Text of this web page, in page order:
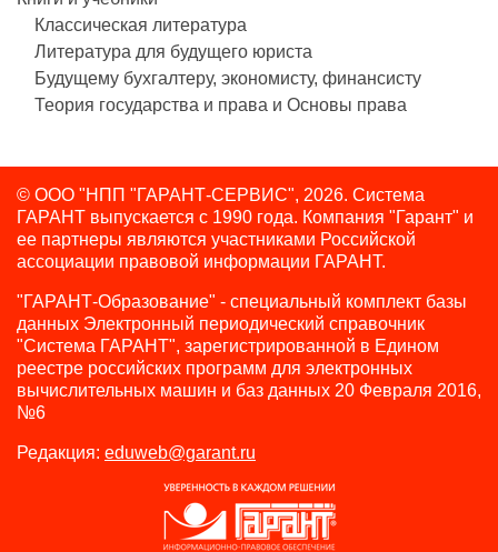
Классическая литература
Литература для будущего юриста
Будущему бухгалтеру, экономисту, финансисту
Теория государства и права и Основы права
© ООО "НПП "ГАРАНТ-СЕРВИС", 2026. Система
ГАРАНТ выпускается с 1990 года. Компания "Гарант" и
ее партнеры являются участниками Российской
ассоциации правовой информации ГАРАНТ.
"ГАРАНТ-Образование" - специальный комплект базы
данных Электронный периодический справочник
"Система ГАРАНТ", зарегистрированной в Едином
реестре российских программ для электронных
вычислительных машин и баз данных 20 Февраля 2016,
№6
Редакция: eduweb@garant.ru